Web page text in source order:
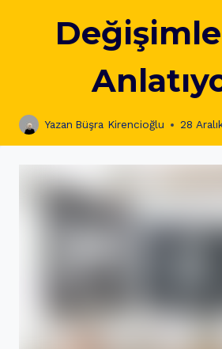
Yazan Büşra Kirencioğlu 28